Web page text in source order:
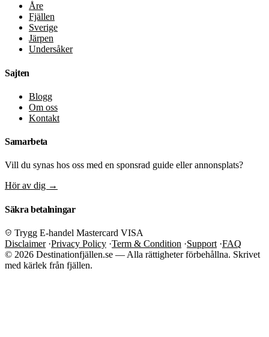
Åre
Fjällen
Sverige
Järpen
Undersåker
Sajten
Blogg
Om oss
Kontakt
Samarbeta
Vill du synas hos oss med en sponsrad guide eller annonsplats?
Hör av dig →
Säkra betalningar
Trygg E-handel Mastercard VISA
Disclaimer ·Privacy Policy ·Term & Condition ·Support ·FAQ
© 2026 Destinationfjällen.se — Alla rättigheter förbehållna. Skrivet
med kärlek från fjällen.